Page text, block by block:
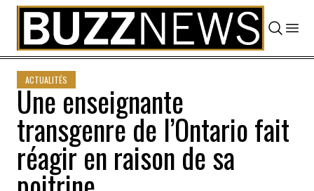
Skip to content
ACTUALITÉS
Une enseignante
transgenre de l’Ontario fait
réagir en raison de sa